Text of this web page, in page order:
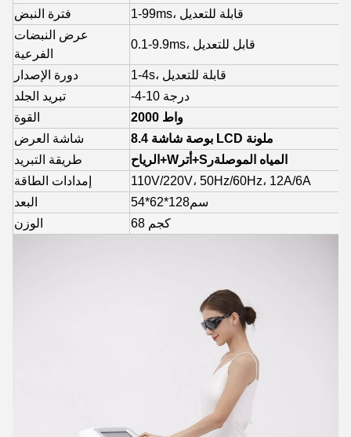
فترة النبض
1-99ms، قابلة للتعديل
عرض النبضات
الفرعية
0.1-9.9ms، قابل للتعديل
دورة الإصدار
1-4s، قابلة للتعديل
تبريد الجلد
-4-10 درجة
القوة
2000 واط
شاشة العرض
8.4 بوصة شاشة LCD ملونة
طريقة التبريد
الرياح +W أتر+S المياه الموصلةر
إمدادات الطاقة
110V/220V، 50Hz/60Hz، 12A/6A
البعد
54*62*128سم
الوزن
6 8 كجم